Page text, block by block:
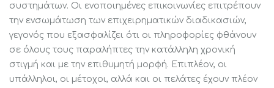
συστημάτων. Οι ενοποιημένες επικοινωνίες επιτρέπουν
την ενσωμάτωση των επιχειρηματικών διαδικασιών,
γεγονός που εξασφαλίζει ότι οι πληροφορίες φθάνουν
σε όλους τους παραλήπτες την κατάλληλη χρονική
στιγμή και με την επιθυμητή μορφή. Επιπλέον, οι
υπάλληλοι, οι μέτοχοι, αλλά και οι πελάτες έχουν πλέον